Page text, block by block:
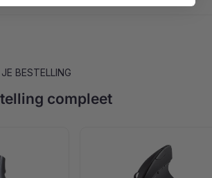
BESTELLING
compleet